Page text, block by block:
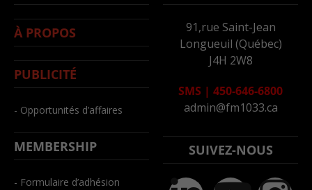
À PROPOS
PUBLICITÉ
- Opportunités d’affaires
MEMBERSHIP
- Formulaire d’adhésion
91,rue Saint-Jean
Longueuil (Québec)
J4H 2W8
SMS | 450-646-6800
admin@fm1033.ca
SUIVEZ-NOUS